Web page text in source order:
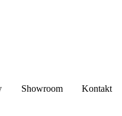
Showroom Kontakt